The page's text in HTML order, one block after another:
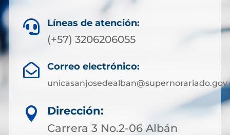
 Líneas de atención:
(+57) 3206206055
 Correo electrónico:

Dirección:
Carrera 3 No.2-06 Albán